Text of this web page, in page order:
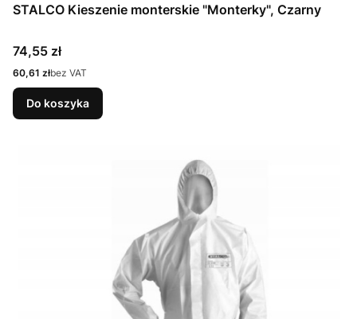
STALCO Kieszenie monterskie "Monterky", Czarny
Cena
74,55 zł
Cena
60,61 złbez VAT
Do koszyka